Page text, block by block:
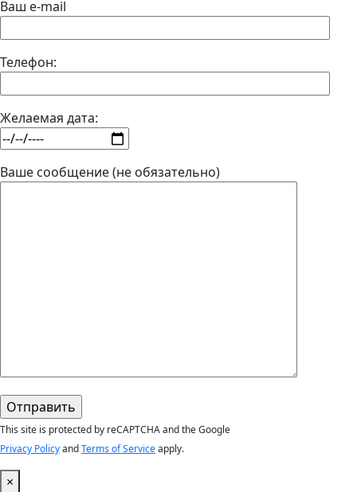
Ваш e-mail
Телефон:
Желаемая дата:
Ваше сообщение (не обязательно)
This site is protected by reCAPTCHA and the Google
Privacy PolicyandTerms of Serviceapply.
×